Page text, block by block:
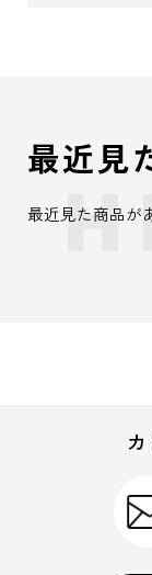
最近見
最近見た商品が